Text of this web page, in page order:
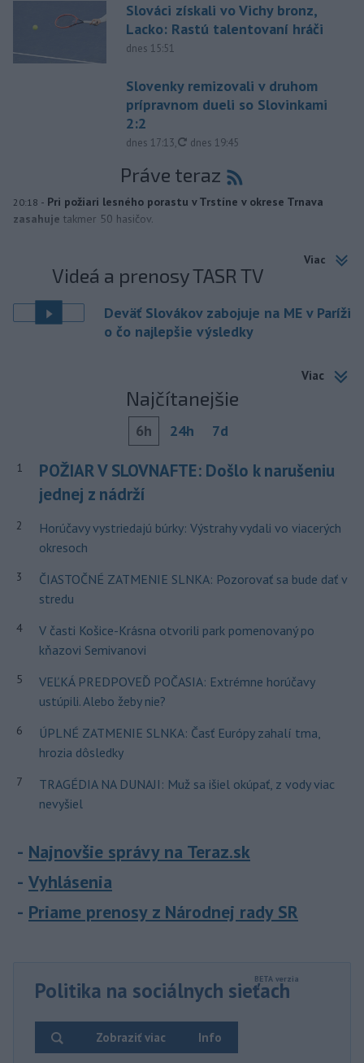
Slováci získali vo Vichy bronz,
Lacko: Rastú talentovaní hráči
dnes 15:51
Slovenky remizovali v druhom
prípravnom dueli so Slovinkami
2:2
dnes 17:13, aktualizované
dnes 19:45
Práve teraz
20:18 - Pri požiari lesného porastu v Trstíne v okrese Trnava
zasahuje takmer 50 hasičov.
Viac
Videá a prenosy TASR TV
Deväť Slovákov zabojuje na ME v Paríži
o čo najlepšie výsledky
Viac
Najčítanejšie
6h 24h 7d
1
POŽIAR V SLOVNAFTE: Došlo k narušeniu
jednej z nádrží
2
Horúčavy vystriedajú búrky: Výstrahy vydali vo viacerých
okresoch
3
ČIASTOČNÉ ZATMENIE SLNKA: Pozorovať sa bude dať v
stredu
4
V časti Košice-Krásna otvorili park pomenovaný po
kňazovi Semivanovi
5
VEĽKÁ PREDPOVEĎ POČASIA: Extrémne horúčavy
ustúpili. Alebo žeby nie?
6
ÚPLNÉ ZATMENIE SLNKA: Časť Európy zahalí tma,
hrozia dôsledky
7
TRAGÉDIA NA DUNAJI: Muž sa išiel okúpať, z vody viac
nevyšiel
Najnovšie správy na Teraz.sk
Vyhlásenia
Priame prenosy z Národnej rady SR
Politika na sociálnych sieťach
Info
Zobraziť viac